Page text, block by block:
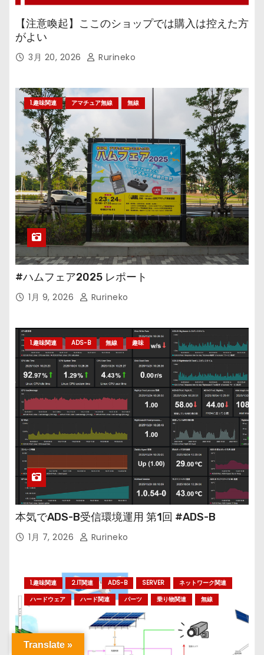
【注意喚起】ここのショップでは購入は控えた方
がよい
3月 20, 2026 Rurineko
1.趣味関連 アマチュア無線 無線
#ハムフェア2025 レポート
1月 9, 2026 Rurineko
1.趣味関連 ADS-B 無線 趣味
本気でADS-B受信環境運用 第1回 #ADS-B
1月 7, 2026 Rurineko
1.趣味関連 2.IT関連 ADS-B SERVER
ネットワーク関連
ハードウェア
ハード関連 パーツ 乗り物関連 無線
Translate »